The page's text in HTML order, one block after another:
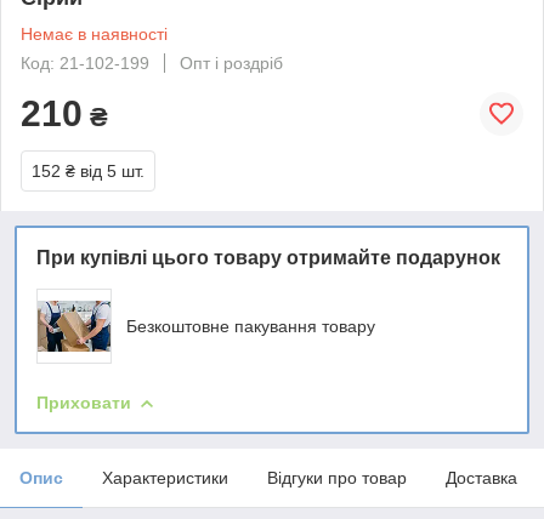
Немає в наявності
Код: 21-102-199
Опт і роздріб
210 ₴
152 ₴ від 5 шт.
При купівлі цього товару отримайте подарунок
Безкоштовне пакування товару
Приховати
Опис Характеристики Відгуки про товар Доставка